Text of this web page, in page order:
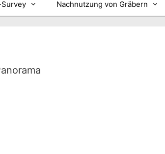
Nachnutzung von Gräbern